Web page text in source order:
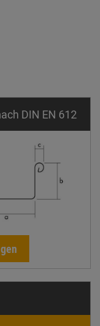
DIN EN 612